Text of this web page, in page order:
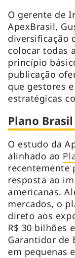
O gerente de
ApexBrasil,
diversificação
colocar todas
princípio
publicação
que gestores
estratégicas
Plano
O estudo da
alinhado ao
recentemente
resposta ao
americanas.
mercados, o
direto aos
R$ 30 bilhões
Garantidor de
em pequenas